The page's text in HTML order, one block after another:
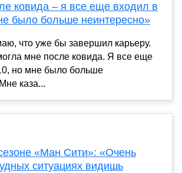
ковида – я все еще входил в
было больше неинтересно»
что уже бы завершил карьеру.
мне после ковида. Я все еще
но мне было больше
каза...
«Ман Сити»: «Очень
ситуациях видишь